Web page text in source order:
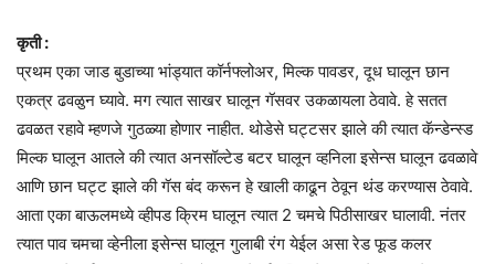
कृती :
प्रथम एका जाड बुडाच्या भांड्यात कॉर्नफ्लोअर, मिल्क पावडर, दूध घालून छान
एकत्र ढवळुन घ्यावे. मग त्यात साखर घालून गॅसवर उकळायला ठेवावे. हे सतत
ढवळत रहावे म्हणजे गुठळ्या होणार नाहीत. थोडेसे घट्टसर झाले की त्यात कॅन्डेन्स्ड
मिल्क घालून आतले की त्यात अनसॉल्टेड बटर घालून व्हनिला इसेन्स घालून ढवळावे
आणि छान घट्ट झाले की गॅस बंद करून हे खाली काढून ठेवून थंड करण्यास ठेवावे.
आता एका बाऊलमध्ये व्हीपड क्रिम घालून त्यात 2 चमचे पिठीसाखर घालावी. नंतर
त्यात पाव चमचा व्हेनीला इसेन्स घालून गुलाबी रंग येईल असा रेड फूड कलर